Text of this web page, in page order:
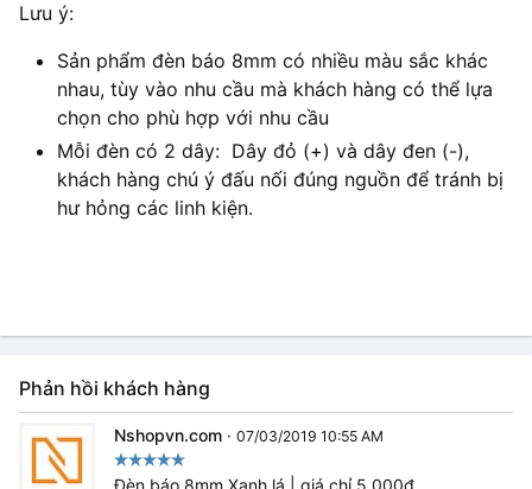
Lưu ý:
Sản phẩm đèn báo 8mm có nhiều màu sắc khác
nhau, tùy vào nhu cầu mà khách hàng có thể lựa
chọn cho phù hợp với nhu cầu
Mỗi đèn có 2 dây: Dây đỏ (+) và dây đen (-),
khách hàng chú ý đấu nối đúng nguồn để tránh bị
hư hỏng các linh kiện.
Phản hồi khách hàng
Nshopvn.com · 07/03/2019 10:55 AM
Đèn báo 8mm Xanh lá | giá chỉ 5.000₫